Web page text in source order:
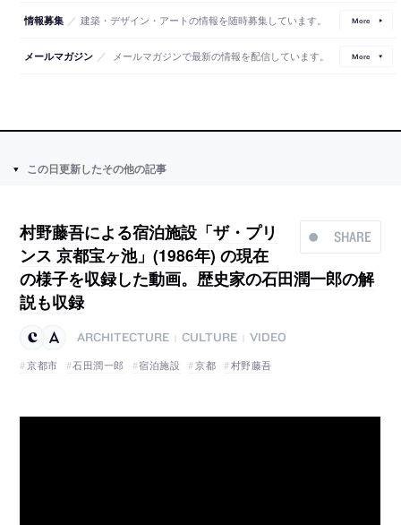
情報募集 ／ 建築・デザイン・アートの情報を随時募集しています。 More
メールマガジン ／ メールマガジンで最新の情報を配信しています。 More
この日更新したその他の記事
SHARE
村野藤吾による宿泊施設「ザ・プリ
ンス 京都宝ヶ池」(1986年) の現在
の様子を収録した動画。歴史家の石田潤一郎の解
説も収録
ARCHITECTURE CULTURE
VIDEO
京都市
石田潤一郎 宿泊施設 京都 村野藤吾